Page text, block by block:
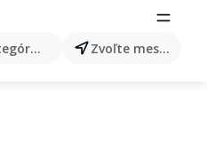
produkty... Zvoľte mesto